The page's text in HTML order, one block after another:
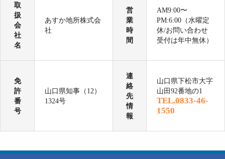
取
扱
会
社
名
あすか地所株式会
社
営
業
時
間
AM9:00〜
PM:6:00（水曜定
休/お問い合わせ
受付は年中無休）
免
許
番
号
山口県知事（12）
1324号
連
絡
先
情
報
山口県下松市大字
山田92番地の1
TEL.0833-46-
1550